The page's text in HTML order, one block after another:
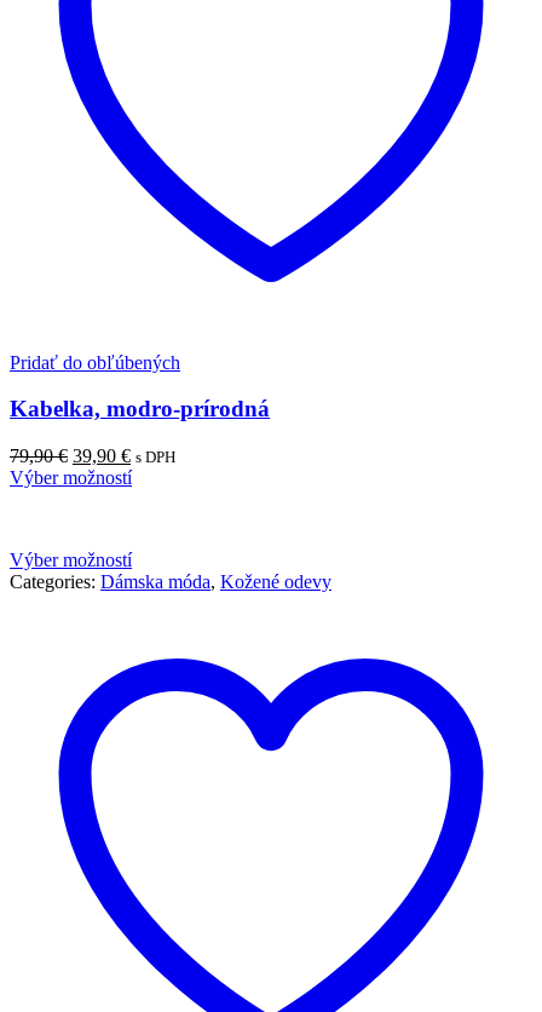
Pridať do obľúbených
Kabelka, modro-prírodná
79,90€ Pôvodná
cena
39,90 €Aktuálna
cena
s DPH
Výber možností
Výber možností
Categories: Dámska móda, Kožené odevy